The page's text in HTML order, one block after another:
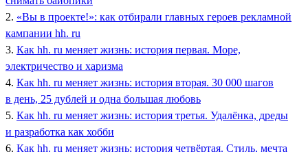
2. «Вы в проекте!»: как отбирали главных героев рекламной
кампании hh. ru
3. Как hh. ru меняет жизнь: история первая. Море,
электричество и харизма
4. Как hh. ru меняет жизнь: история вторая. 30 000 шагов
в день, 25 дублей и одна большая любовь
5. Как hh. ru меняет жизнь: история третья. Удалёнка, дреды
и разработка как хобби
6. Как hh. ru меняет жизнь: история четвёртая. Стиль, мечта